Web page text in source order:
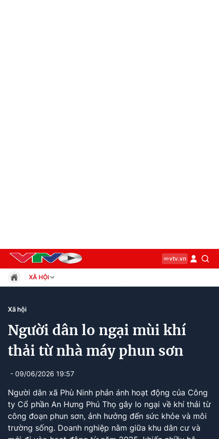
vtv.vn
XÃ HỘI
Xã hội
Kinh tế
Thế giới
Công nghệ
Current
0:12 / Duration
2:56
Xã hội
Người dân lo ngại mùi khí
thải từ nhà máy phun sơn
- 09/06/2026 19:57
Người dân xã Phù Ninh phản ánh hoạt động của Công
ty Cổ phần An Hưng Phú Thọ gây lo ngại về khí thải từ
công đoạn phun sơn, ảnh hưởng đến sức khỏe và môi
trường sống. Doanh nghiệp nằm giữa khu dân cư và